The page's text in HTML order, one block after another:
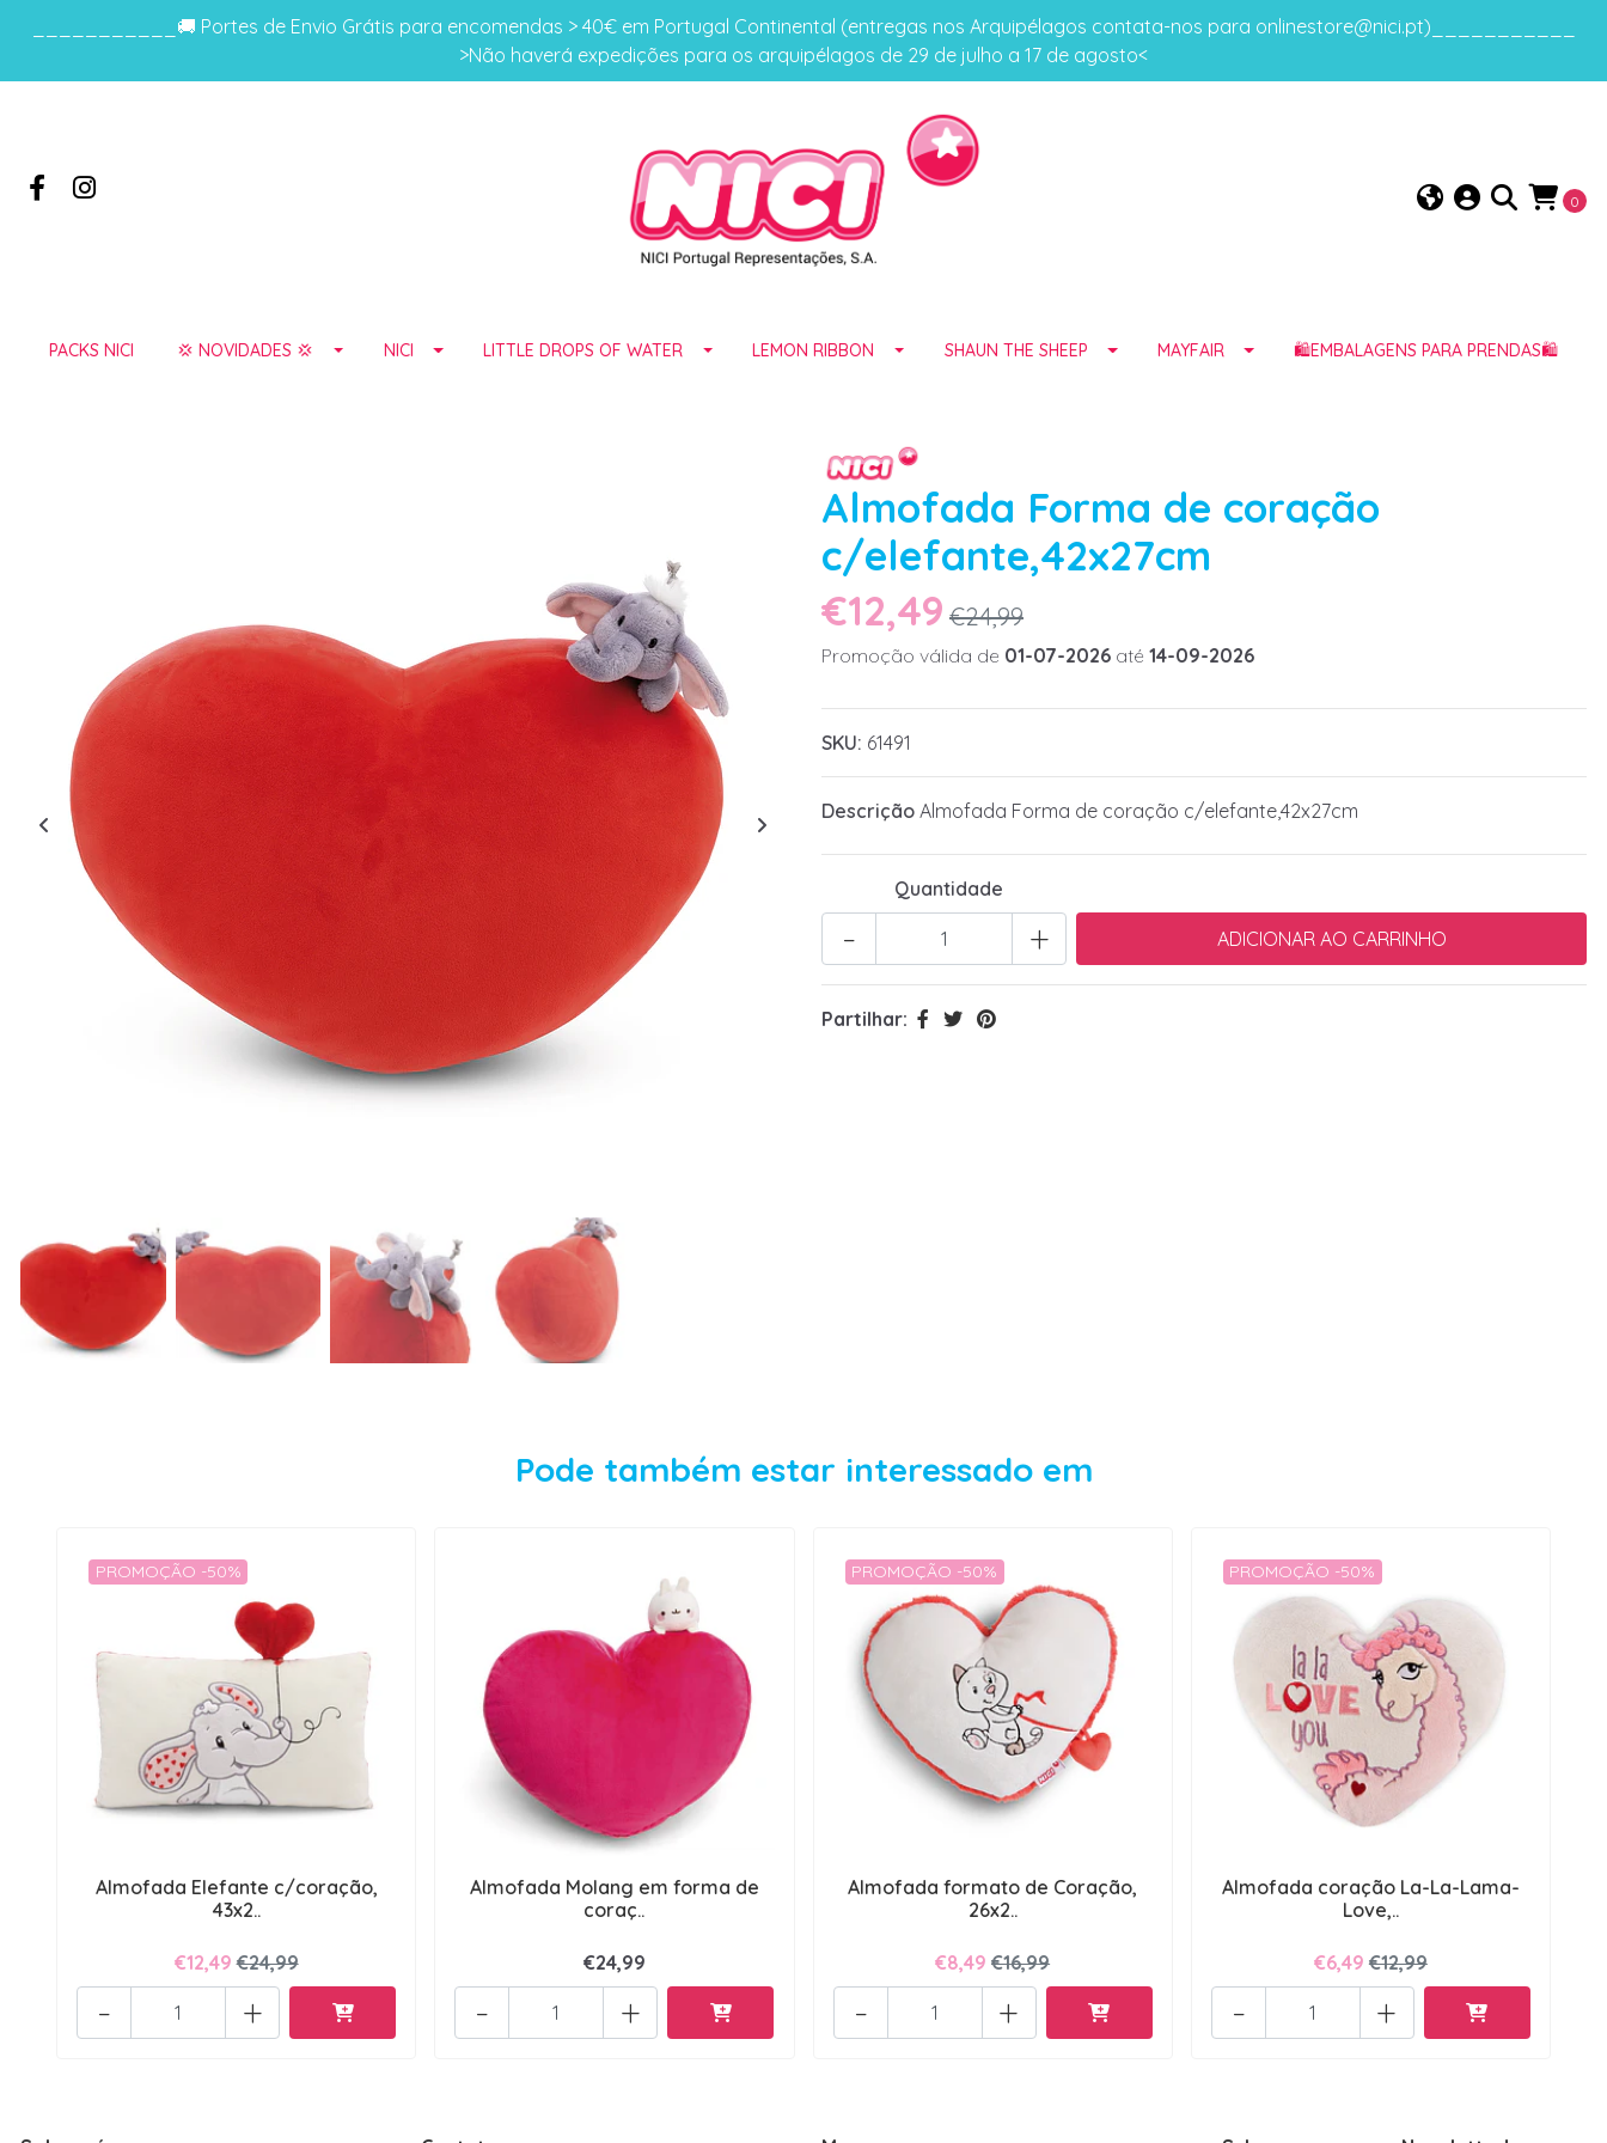
___________🚚 Portes de Envio Grátis para encomendas > 40€ em Portugal Continental (entregas nos Arquipélagos contata-nos para onlinestore@nici.pt)___________
>Não haverá expedições para os arquipélagos de 29 de julho a 17 de agosto<
0
PACKS NICI 💢 NOVIDADES 💢 NICI LITTLE DROPS OF WATER LEMON RIBBON SHAUN THE SHEEP MAYFAIR 🛍️EMBALAGENS PARA PRENDAS🛍️
Almofada Forma de coração
c/elefante,42x27cm
€12,49 €24,99
Promoção válida de 01-07-2026 até 14-09-2026
SKU: 61491
Descrição Almofada Forma de coração c/elefante,42x27cm
Quantidade
+
-
Partilhar:
Pode também estar interessado em
PROMOÇÃO -50%
Almofada Elefante c/coração,
43x2..
€12,49 €24,99
+
-
Almofada Molang em forma de
coraç..
€24,99
+
-
PROMOÇÃO -50%
Almofada formato de Coração,
26x2..
€8,49 €16,99
+
-
PROMOÇÃO -50%
Almofada coração La-La-Lama-
Love,..
€6,49 €12,99
+
-